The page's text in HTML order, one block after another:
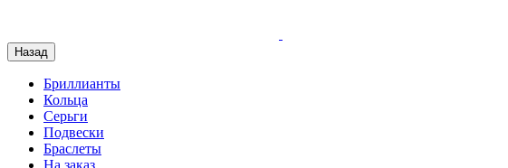
Назад
Бриллианты
Кольца
Серьги
Подвески
Браслеты
На заказ